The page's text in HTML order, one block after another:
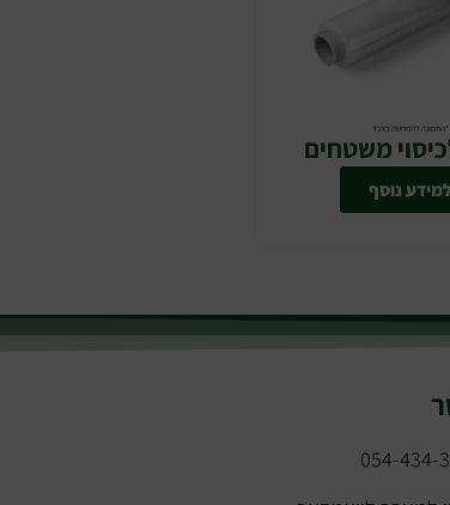
משטחים
למידע נוסף
054-434-